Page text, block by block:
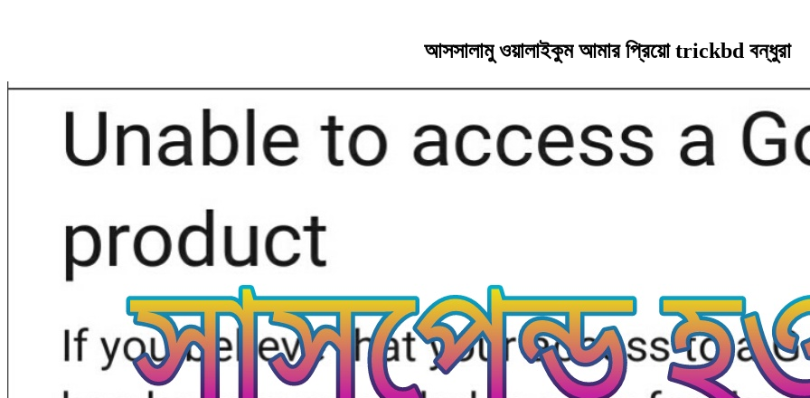
আসসালামু ওয়ালাইকুম আমার প্রিয়ো trickbd বন্ধুরা